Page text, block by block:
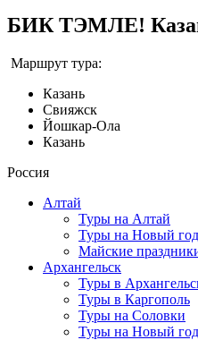
БИК ТЭМЛЕ!
Маршрут тура:
Казань
Свияжск
Йошкар-Ола
Казань
Россия
Алтай
Туры на Алтай
Туры на Новый год
Майские
Архангельск
Туры в
Туры в Каргополь
Туры на Соловки
Туры на Новый год